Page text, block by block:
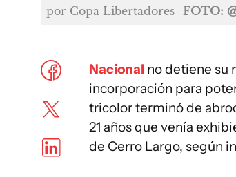
por Copa Libertadores FOTO:
Nacional no detiene su
incorporación para
tricolor terminó de
21 años que venía
de Cerro Largo, según